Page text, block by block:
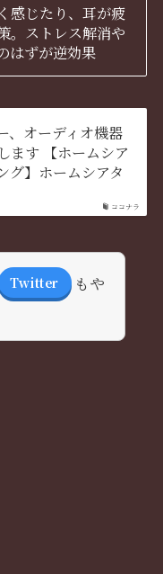
感じたり、耳が疲
。ストレス解消や
はずが逆効果
ココナラ
、オーディオ機器
ます 【ホームシア
グ】ホームシアタ
Twitter
もや